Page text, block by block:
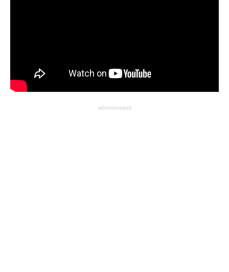
企業向けIT製品の総合サイト
advertisement